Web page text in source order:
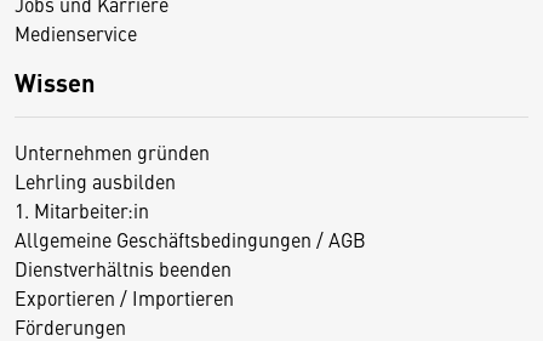
Medienservice
Wissen
Unternehmen gründen
Lehrling ausbilden
1. Mitarbeiter:in
Allgemeine Geschäftsbedingungen / AGB
Dienstverhältnis beenden
Exportieren / Importieren
Förderungen